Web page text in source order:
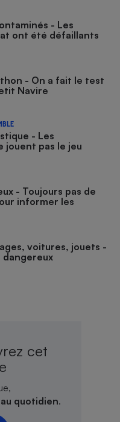
- Les
ont été défaillants
- On a fait le test
Navire
- Les
jouent pas le jeu
- Toujours pas de
informer les
voitures, jouets -
cet
quotidien.